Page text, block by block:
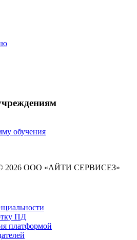
обучения
2026 ООО «АЙТИ СЕРВИСЕЗ»
ПД
платформой